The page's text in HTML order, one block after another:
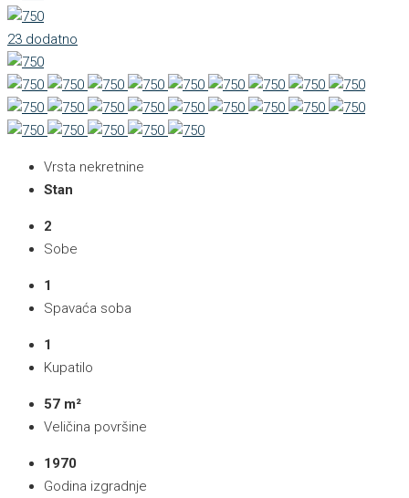
23 dodatno
Vrsta nekretnine
Stan
2
Sobe
1
Spavaća soba
1
Kupatilo
57 m²
Veličina površine
1970
Godina izgradnje